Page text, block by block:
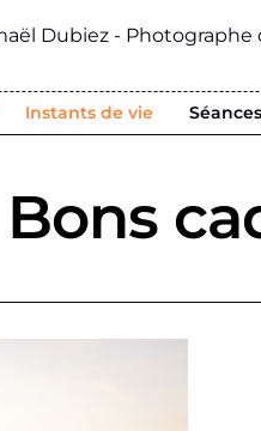
Instants de vie Séances
Bons